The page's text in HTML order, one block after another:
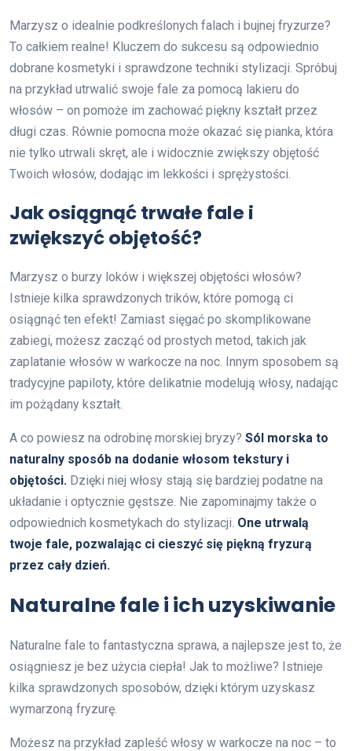
Marzysz o idealnie podkreślonych falach i bujnej fryzurze?
To całkiem realne! Kluczem do sukcesu są odpowiednio
dobrane kosmetyki i sprawdzone techniki stylizacji. Spróbuj
na przykład utrwalić swoje fale za pomocą lakieru do
włosów – on pomoże im zachować piękny kształt przez
długi czas. Równie pomocna może okazać się pianka, która
nie tylko utrwali skręt, ale i widocznie zwiększy objętość
Twoich włosów, dodając im lekkości i sprężystości.
Jak osiągnąć trwałe fale i
zwiększyć objętość?
Marzysz o burzy loków i większej objętości włosów?
Istnieje kilka sprawdzonych trików, które pomogą ci
osiągnąć ten efekt! Zamiast sięgać po skomplikowane
zabiegi, możesz zacząć od prostych metod, takich jak
zaplatanie włosów w warkocze na noc. Innym sposobem są
tradycyjne papiloty, które delikatnie modelują włosy, nadając
im pożądany kształt.
A co powiesz na odrobinę morskiej bryzy? Sól morska to
naturalny sposób na dodanie włosom tekstury i
objętości. Dzięki niej włosy stają się bardziej podatne na
układanie i optycznie gęstsze. Nie zapominajmy także o
odpowiednich kosmetykach do stylizacji. One utrwalą
twoje fale, pozwalając ci cieszyć się piękną fryzurą
przez cały dzień.
Naturalne fale i ich uzyskiwanie
Naturalne fale to fantastyczna sprawa, a najlepsze jest to, że
osiągniesz je bez użycia ciepła! Jak to możliwe? Istnieje
kilka sprawdzonych sposobów, dzięki którym uzyskasz
wymarzoną fryzurę.
Możesz na przykład zapleść włosy w warkocze na noc – to